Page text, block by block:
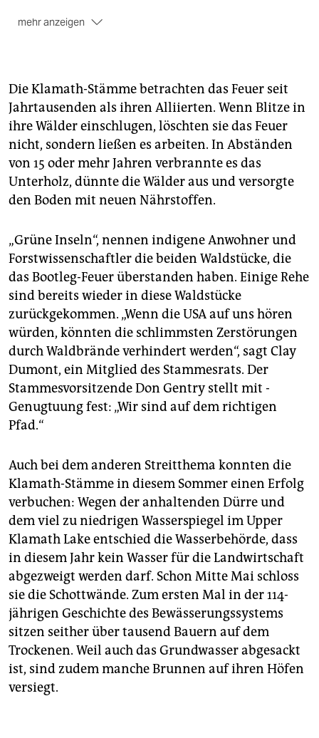
mehr anzeigen
Gebüsch. Das Gelände sei dort unzugänglich und der
Brand schwerer zu bekämpfen, teilte die Feuerwehr
mit. Feuerwehrleute aus dem ganzen Land waren im
Einsatz, um das Feuer unter Kontrolle zu bringen, das
seit Mitte August mindestens 700 Häuser zerstörte.
Bis Mittwochabend war es nur zu 23 Prozent
eingedämmt. (ap)
Die Klamath-Stämme betrachten das Feuer seit
Jahrtausenden als ihren Alliierten. Wenn Blitze in
ihre Wälder einschlugen, löschten sie das Feuer
nicht, sondern ließen es arbeiten. In Abständen
von 15 oder mehr Jahren verbrannte es das
Unterholz, dünnte die Wälder aus und versorgte
den Boden mit neuen Nährstoffen.
„Grüne Inseln“, nennen indigene Anwohner und
Forstwissenschaftler die beiden Waldstücke, die
das Bootleg-Feuer überstanden haben. Einige Rehe
sind bereits wieder in diese Waldstücke
zurückgekommen. „Wenn die USA auf uns hören
würden, könnten die schlimmsten Zerstörungen
durch Waldbrände verhindert werden“, sagt Clay
Dumont, ein Mitglied des Stammesrats. Der
Stammesvorsitzende Don Gentry stellt mit ­
Genugtuung fest: „Wir sind auf dem richtigen
Pfad.“
Auch bei dem anderen Streitthema konnten die
Klamath-Stämme in diesem Sommer einen Erfolg
verbuchen: Wegen der anhaltenden Dürre und
dem viel zu niedrigen Wasserspiegel im ­Upper
Klamath Lake entschied die Wasserbehörde, dass
in diesem Jahr kein Wasser für die Landwirtschaft
abgezweigt werden darf. Schon Mitte Mai schloss
sie die Schottwände. Zum ersten Mal in der 114-
jährigen Geschichte des Bewässerungssystems
sitzen seither über tausend Bauern auf dem
Trockenen. Weil auch das Grundwasser abgesackt
ist, sind zudem manche Brunnen auf ihren Höfen
versiegt.